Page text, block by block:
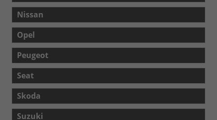
Nissan
Opel
Peugeot
Seat
Skoda
Suzuki